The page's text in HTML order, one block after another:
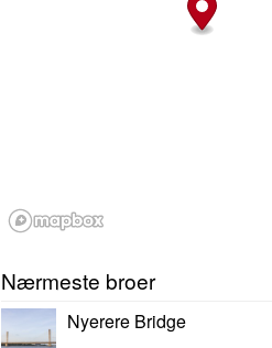
Nærmeste broer
Nyerere Bridge